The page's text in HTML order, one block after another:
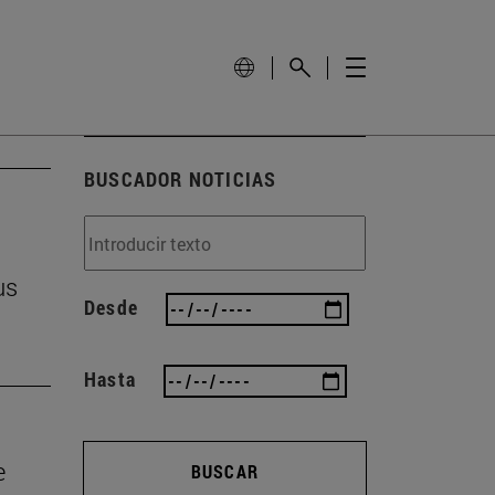
BUSCADOR NOTICIAS
Desde
Hasta
BUSCAR